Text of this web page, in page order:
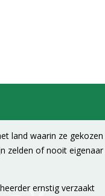
land waarin ze gekozen
zelden of nooit eigenaar
ernstig verzaakt